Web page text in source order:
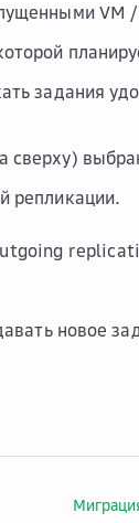
VM /
задания
сверху)
репликации.
новое